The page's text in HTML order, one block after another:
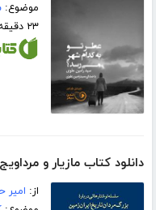
موضوع:
۲۳ دقیقه
دانلود کتاب مازیار و مرداویج
از: